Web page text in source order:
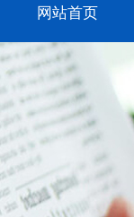
网站首页